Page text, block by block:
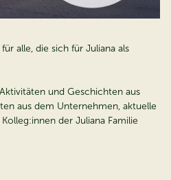
für alle, die sich für Juliana als
und Geschichten aus
aus dem Unternehmen, aktuelle
der Juliana Familie